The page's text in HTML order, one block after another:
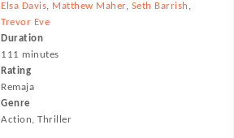
Elsa Davis, Matthew Maher, Seth Barrish ,
Trevor Eve
Duration
111 minutes
Rating
Remaja
Genre
Action, Thriller